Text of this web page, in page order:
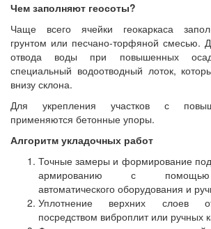
Чем заполняют геосоты?
Чаще всего ячейки геокаркаса
грунтом или песчано-торфяной смесью.
отвода воды при повышенных
специальный водоотводный лоток,
внизу склона.
Для укрепления участков с
применяются бетонные упоры.
Алгоритм укладочных работ
Точные замеры и формирование
армированию с помощью
автоматического оборудования и
Уплотнение верхних слоев
посредством виброплит или ручных